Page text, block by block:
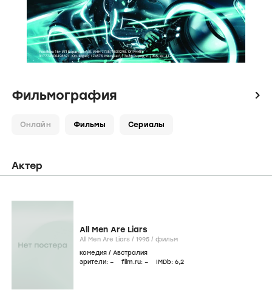
Фильмография icon
Онлайн Фильмы Сериалы
Актер
All Men Are Liars
All Men Are Liars / 1995 / фильм
комедия / Австралия
зрители: – film.ru: – IMDb: 6,2